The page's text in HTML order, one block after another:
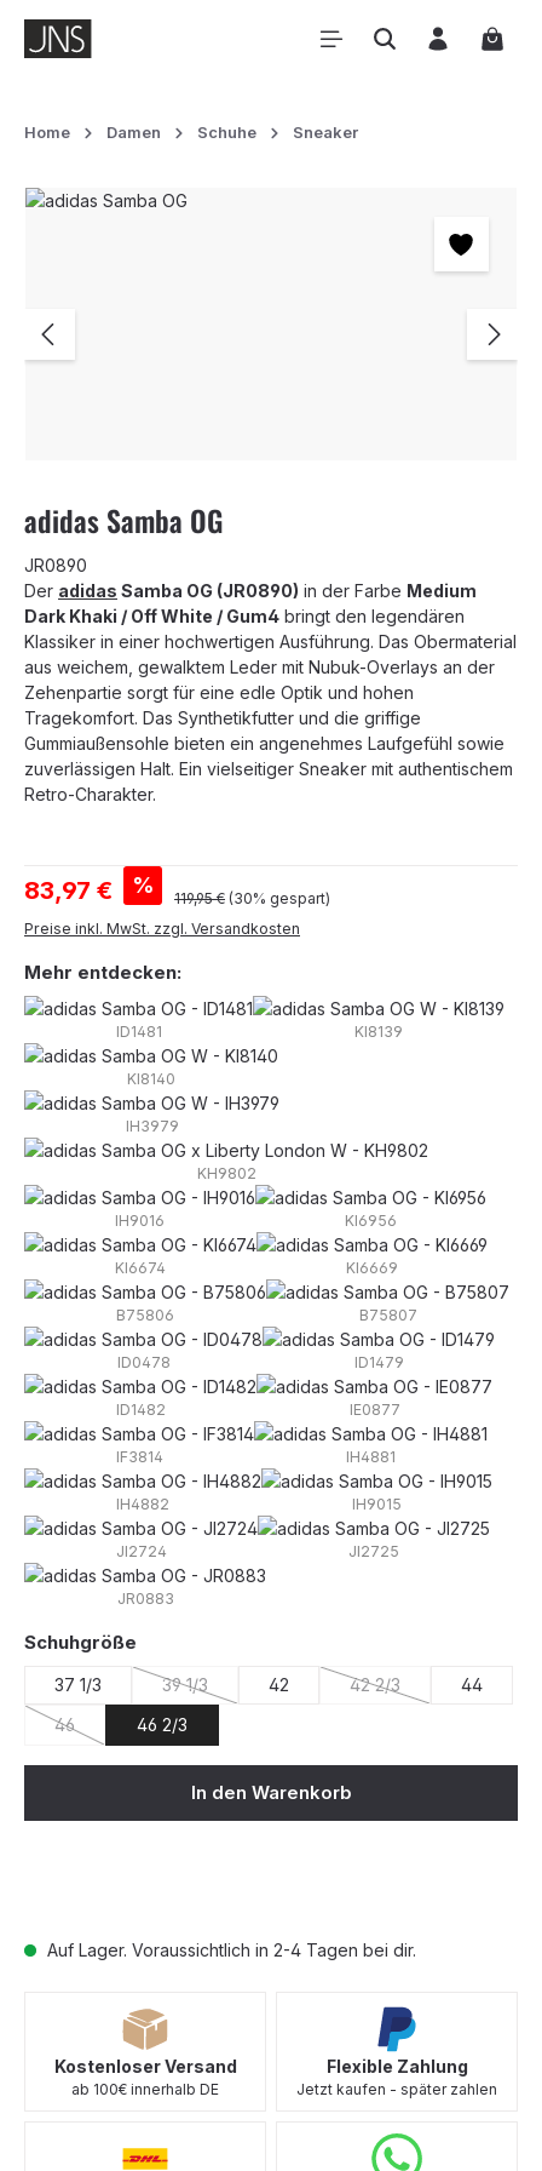
Zum Hauptinhalt springen
Home Damen Schuhe Sneaker
Bildergalerie überspringen
adidas Samba OG
JR0890
Der adidas Samba OG (JR0890) in der Farbe Medium
Dark Khaki / Off White / Gum4 bringt den legendären
Klassiker in einer hochwertigen Ausführung. Das Obermaterial
aus weichem, gewalktem Leder mit Nubuk-Overlays an der
Zehenpartie sorgt für eine edle Optik und hohen
Tragekomfort. Das Synthetikfutter und die griffige
Gummiaußensohle bieten ein angenehmes Laufgefühl sowie
zuverlässigen Halt. Ein vielseitiger Sneaker mit authentischem
Retro-Charakter.
Verkaufspreis:
83,97 € % Regulärer Preis:
119,95 € (30% gespart)
Preise inkl. MwSt. zzgl. Versandkosten
Auf Lager. Voraussichtlich in 2-4 Tagen bei dir.
Mehr entdecken:
ID1481 KI8139
KI8140
IH3979
KH9802
IH9016 KI6956
KI6674 KI6669
B75806 B75807
ID0478 ID1479
ID1482 IE0877
IF3814 IH4881
IH4882 IH9015
JI2724 JI2725
JR0883
Schuhgröße
37 1/3 39 1/3
(Diese Option ist zurzeit nicht verfügbar.)
42 42 2/3
(Diese Option ist
44
46
(Diese Option ist zurzeit nicht verfügbar.)
46 2/3
In den Warenkorb
Kostenloser Versand
ab 100€ innerhalb DE
Flexible Zahlung
Jetzt kaufen - später zahlen